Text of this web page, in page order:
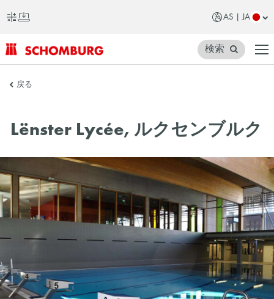
AS | JA
SCHOMBURG
ジ
ア
検索
戻る
Lënster Lycée, ルクセンブルク